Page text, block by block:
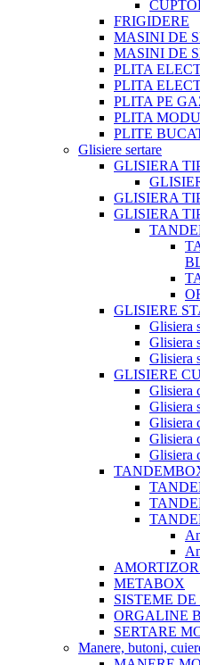
FRIGIDERE
MASINI DE
MASINI DE
PLITA
PLITA
PLITA PE
PLITA
PLITE
Glisiere sertare
GLISIERA
GLISIERA
GLISIERA
GLISIERE
Glisiera
Glisiera
Glisiera
GLISIERE
Glisiera
Glisiera
Glisiera
Glisiera
Glisiera
METABOX
SISTEME
ORGALINE
SERTARE
Manere, butoni,